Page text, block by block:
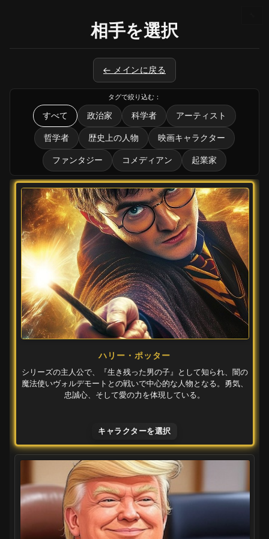
相手を選択
← メインに戻る
タグで絞り込む：
すべて 政治家 科学者 アーティスト
哲学者 歴史上の人物 映画キャラクター
ファンタジー コメディアン 起業家
ハリー・ポッター
シリーズの主人公で、『生き残った男の子』として知られ、闇の
魔法使いヴォルデモートとの戦いで中心的な人物となる。勇気、
忠誠心、そして愛の力を体現している。
キャラクターを選択